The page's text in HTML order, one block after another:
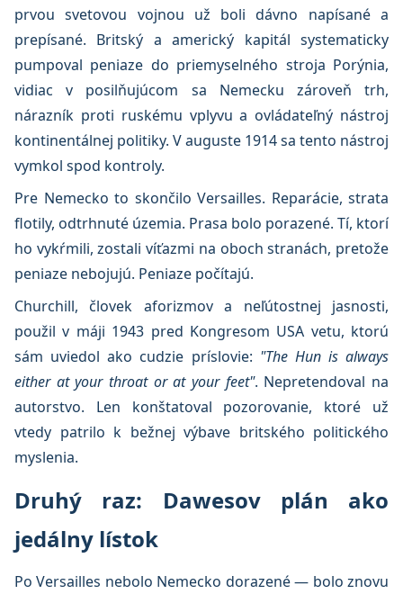
prvou svetovou vojnou už boli dávno napísané a
prepísané. Britský a americký kapitál systematicky
pumpoval peniaze do priemyselného stroja Porýnia,
vidiac v posilňujúcom sa Nemecku zároveň trh,
nárazník proti ruskému vplyvu a ovládateľný nástroj
kontinentálnej politiky. V auguste 1914 sa tento nástroj
vymkol spod kontroly.
Pre Nemecko to skončilo Versailles. Reparácie, strata
flotily, odtrhnuté územia. Prasa bolo porazené. Tí, ktorí
ho vykŕmili, zostali víťazmi na oboch stranách, pretože
peniaze nebojujú. Peniaze počítajú.
Churchill, človek aforizmov a neľútostnej jasnosti,
použil v máji 1943 pred Kongresom USA vetu, ktorú
sám uviedol ako cudzie príslovie: "The Hun is always
either at your throat or at your feet". Nepretendoval na
autorstvo. Len konštatoval pozorovanie, ktoré už
vtedy patrilo k bežnej výbave britského politického
myslenia.
Druhý raz: Dawesov plán ako
jedálny lístok
Po Versailles nebolo Nemecko dorazené — bolo znovu